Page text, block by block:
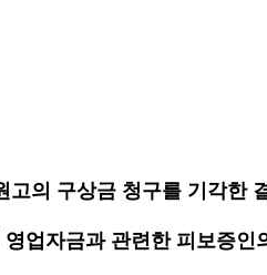
의 구상금 청구를 기각한
업자금과 관련한 피보증